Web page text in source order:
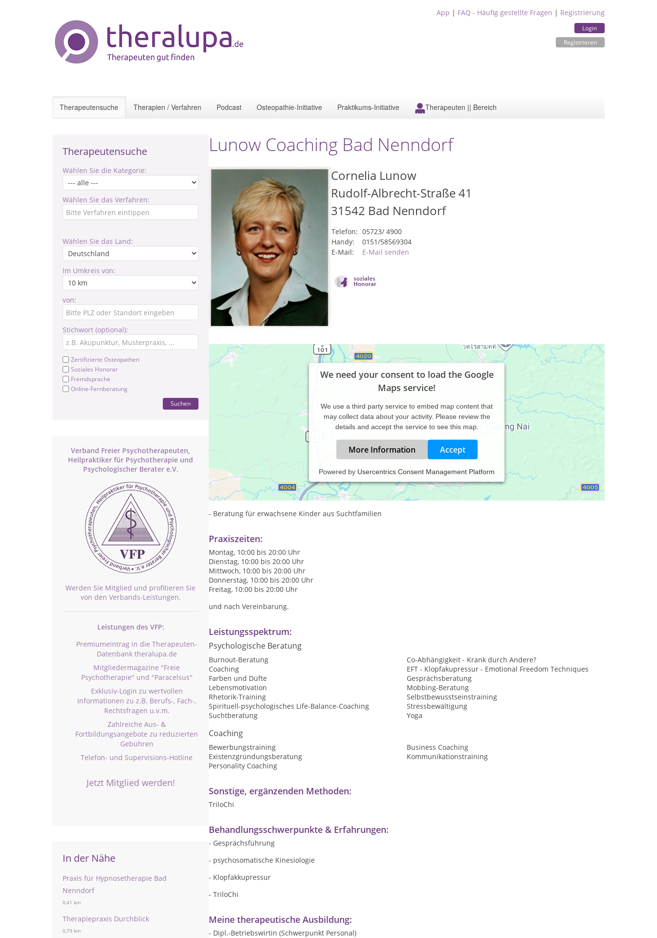
App | FAQ - Häufig gestellte Fragen | Registrierung
Login
Registrieren
Therapeutensuche Therapien / Verfahren Podcast Osteopathie-Initiative Praktikums-Initiative Therapeuten || Bereich
Therapeutensuche
Wählen Sie die Kategorie:
Wählen Sie das Verfahren:
Wählen Sie das Land:
Im Umkreis von:
von:
Stichwort (optional):
Zertifizierte Osteopathen
Soziales Honorar
Fremdsprache
Online-Fernberatung
Suchen
Verband Freier Psychotherapeuten,
Heilpraktiker für Psychotherapie und
Psychologischer Berater e.V.
Werden Sie Mitglied und profitieren Sie
von den Verbands-Leistungen.
Leistungen des VFP:
Premiumeintrag in die Therapeuten-
Datenbank theralupa.de
Mitgliedermagazine "Freie
Psychotherapie" und "Paracelsus"
Exklusiv-Login zu wertvollen
Informationen zu z.B. Berufs-, Fach-,
Rechtsfragen u.v.m.
Zahlreiche Aus- &
Fortbildungsangebote zu reduzierten
Gebühren
Telefon- und Supervisions-Hotline
Jetzt Mitglied werden!
In der Nähe
Praxis für Hypnosetherapie Bad
Nenndorf
0,41 km
Therapiepraxis Durchblick
0,79 km
Lunow Coaching Bad Nenndorf
Cornelia Lunow
Rudolf-Albrecht-Straße 41
31542 Bad Nenndorf
Telefon: 05723/ 4900
Handy:
0151/58569304
E-Mail:
E-Mail senden
We need your consent to load the Google
Maps service!
We use a third party service to embed map content that
may collect data about your activity. Please review the
details and accept the service to see this map.
More Information Accept
Powered by Usercentrics Consent Management Platform
- psychologische Beratung und Coaching bei Veränderungen der privaten und beruflichen Lebenssituation.
- Beratung bei Co-Abhängigkeit
- Beratung für erwachsene Kinder aus Suchtfamilien
Praxiszeiten:
Montag, 10:00 bis 20:00 Uhr
Dienstag, 10:00 bis 20:00 Uhr
Mittwoch, 10:00 bis 20:00 Uhr
Donnerstag, 10:00 bis 20:00 Uhr
Freitag, 10:00 bis 20:00 Uhr
und nach Vereinbarung.
Leistungsspektrum:
Psychologische Beratung
Burnout-Beratung
Co-Abhängigkeit - Krank durch Andere?
Coaching
EFT - Klopfakupressur - Emotional Freedom Techniques
Farben und Düfte
Gesprächsberatung
Lebensmotivation
Mobbing-Beratung
Rhetorik-Training
Selbstbewusstseinstraining
Spirituell-psychologisches Life-Balance-Coaching
Stressbewältigung
Suchtberatung
Yoga
Coaching
Bewerbungstraining
Business Coaching
Existenzgründungsberatung
Kommunikationstraining
Personality Coaching
Sonstige, ergänzenden Methoden:
TriloChi
Behandlungsschwerpunkte & Erfahrungen:
- Gesprächsführung
- psychosomatische Kinesiologie
- Klopfakkupressur
- TriloChi
Meine therapeutische Ausbildung:
- Dipl.-Betriebswirtin (Schwerpunkt Personal)